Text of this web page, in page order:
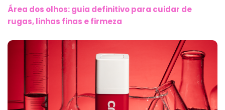
Área dos olhos: guia definitivo para cuidar de
rugas, linhas finas e firmeza